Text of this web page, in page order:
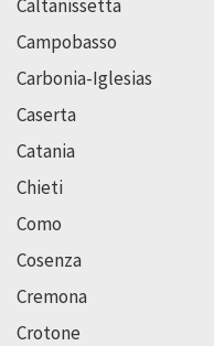
Caltanissetta
Campobasso
Carbonia-Iglesias
Caserta
Catania
Chieti
Como
Cosenza
Cremona
Crotone